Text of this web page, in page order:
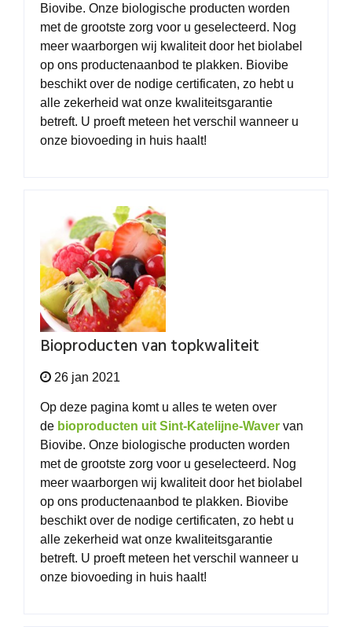
Biovibe. Onze biologische producten worden
met de grootste zorg voor u geselecteerd. Nog
meer waarborgen wij kwaliteit door het biolabel
op ons productenaanbod te plakken. Biovibe
beschikt over de nodige certificaten, zo hebt u
alle zekerheid wat onze kwaliteitsgarantie
betreft. U proeft meteen het verschil wanneer u
onze biovoeding in huis haalt!
Bioproducten van topkwaliteit
26 jan 2021
Op deze pagina komt u alles te weten over
de bioproducten uit Sint-Katelijne-Waver van
Biovibe. Onze biologische producten worden
met de grootste zorg voor u geselecteerd. Nog
meer waarborgen wij kwaliteit door het biolabel
op ons productenaanbod te plakken. Biovibe
beschikt over de nodige certificaten, zo hebt u
alle zekerheid wat onze kwaliteitsgarantie
betreft. U proeft meteen het verschil wanneer u
onze biovoeding in huis haalt!